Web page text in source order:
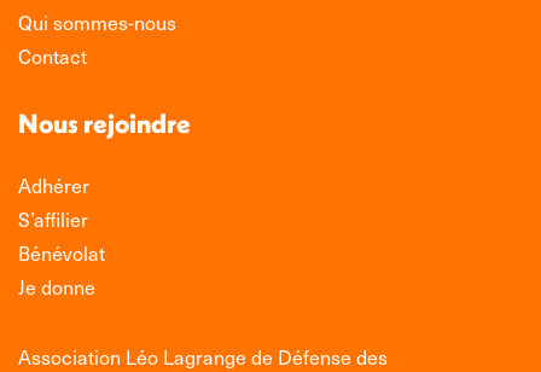
Qui sommes-nous
Contact
Nous rejoindre
Adhérer
S’affilier
Bénévolat
Je donne
Association Léo Lagrange de Défense des